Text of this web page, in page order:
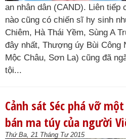
an nhân dân (CAND). Liên tiếp
nào cũng có chiến sĩ hy sinh
Chiêm, Hà Thái Yềm, Sùng A
đây nhất, Thượng úy Bùi Công
Mộc Châu, Sơn La) cũng đã
tội...
Cảnh sát Séc phá vỡ
bán ma túy của người
Thứ Ba, 21 Tháng Tư 2015